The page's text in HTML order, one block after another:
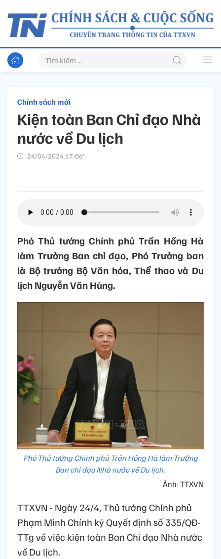
Chính sách mới
Kiện toàn Ban Chỉ đạo Nhà
nước về Du lịch
24/04/2024 17:06’
Phó Thủ tướng Chính phủ Trần Hồng Hà
làm Trưởng Ban chỉ đạo, Phó Trưởng ban
là Bộ trưởng Bộ Văn hóa, Thể thao và Du
lịch Nguyễn Văn Hùng.
Phó Thủ tướng Chính phủ Trần Hồng Hà làm Trưởng
Ban chỉ đạo Nhà nước về Du lịch.
Ảnh: TTXVN
TTXVN - Ngày 24/4, Thủ tướng Chính phủ
Phạm Minh Chính ký Quyết định số 335/QĐ-
TTg về việc kiện toàn Ban Chỉ đạo Nhà nước
về Du lịch.